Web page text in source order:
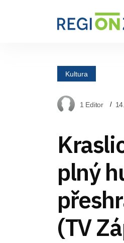
Kultura
1 Editor
plný
(TV